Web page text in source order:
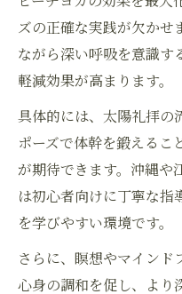
ズの正確な実践が欠かせ
ながら深い呼吸を意識す
軽減効果が高まります。
具体的には、太陽礼拝の
ポーズで体幹を鍛えるこ
が期待できます。沖縄や
は初心者向けに丁寧な指
を学びやすい環境です。
さらに、瞑想やマインド
心身の調和を促し、より